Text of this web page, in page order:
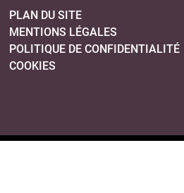
PLAN DU SITE
MENTIONS LÉGALES
POLITIQUE DE CONFIDENTIALITÉ
COOKIES